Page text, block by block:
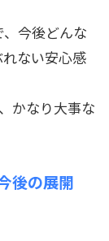
今後どんな
ない安心感
かなり大事な
後の展開